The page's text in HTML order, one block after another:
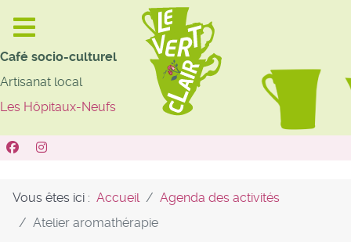
Café socio-culturel
Artisanat local
Les Hôpitaux-Neufs
Vous êtes ici : Accueil
Agenda des activités
Atelier aromathérapie